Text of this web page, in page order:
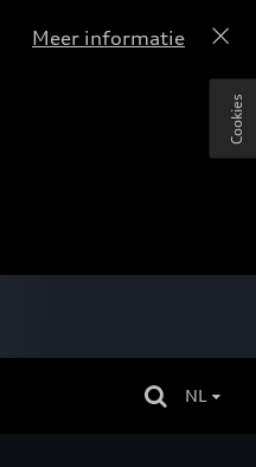
Meer informatie
NL
Cookies